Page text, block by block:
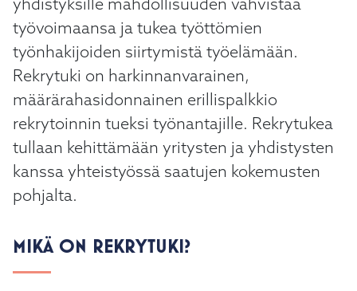
yhdistyksille mahdollisuuden vahvistaa
työvoimaansa ja tukea työttömien
työnhakijoiden siirtymistä työelämään.
Rekrytuki on harkinnanvarainen,
määrärahasidonnainen erillispalkkio
rekrytoinnin tueksi työnantajille. Rekrytukea
tullaan kehittämään yritysten ja yhdistysten
kanssa yhteistyössä saatujen kokemusten
pohjalta.
MIKÄ ON REKRYTUKI?